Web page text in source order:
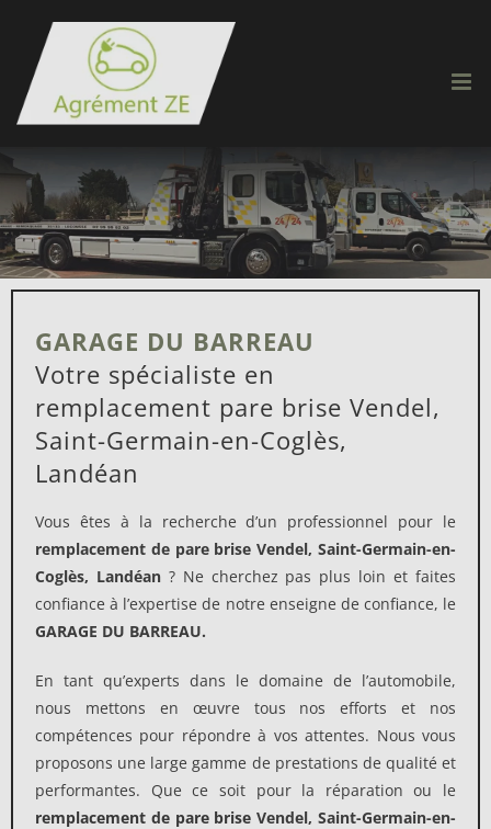
contenu
GARAGE DU BARREAU
Votre spécialiste en
remplacement pare brise Vendel,
Saint-Germain-en-Coglès,
Landéan
Vous êtes à la recherche d’un professionnel pour le
remplacement de pare brise Vendel, Saint-Germain-en-
Coglès, Landéan? Ne cherchez pas plus loin et faites
confiance à l’expertise de notre enseigne de confiance, le
GARAGE DU BARREAU.
En tant qu’experts dans le domaine de l’automobile,
nous mettons en œuvre tous nos efforts et nos
compétences pour répondre à vos attentes. Nous vous
proposons une large gamme de prestations de qualité et
performantes. Que ce soit pour la réparation ou le
remplacement de pare brise Vendel, Saint-Germain-en-